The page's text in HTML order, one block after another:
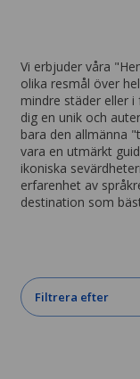
Vi erbjuder våra
olika resmål över
mindre städer eller
dig en unik och
bara den allmänna
vara en utmärkt
ikoniska
erfarenhet av
destination som
Filtrera efter